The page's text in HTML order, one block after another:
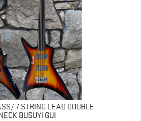
7 STRING LEAD DOUBLE
BUSUYI GUI